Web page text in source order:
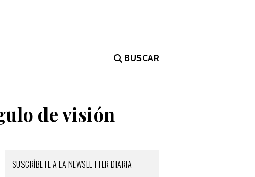
BUSCAR
de visión
SUSCRÍBETE A LA NEWSLETTER DIARIA